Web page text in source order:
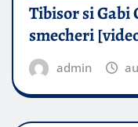
Tibisor si Gabi
smecheri
admin